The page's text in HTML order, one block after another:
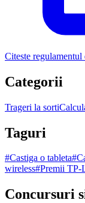
Citeste
Categorii
Trageri la sorti
Taguri
#Castiga o tableta#
wireless#Premii TP-
Concursuri